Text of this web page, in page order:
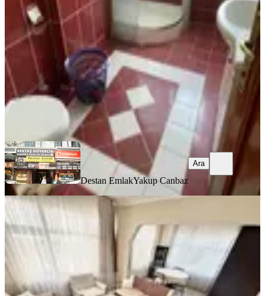
Fatih, Sümbül Efendi Mahallesi
65 m² Yüksek giriş·04.08.2026
28.000 ₺
Destan EmlakYakup Canbaz
Destan EmlakYakup Canbaz
Ara
EŞYALI
Fatih Kocamustafapaşada 2+1 Eşyalı
Kiralık Daire
Fatih, Sümbül Efendi Mahallesi
4. Kat·04.08.2026
37.500 ₺